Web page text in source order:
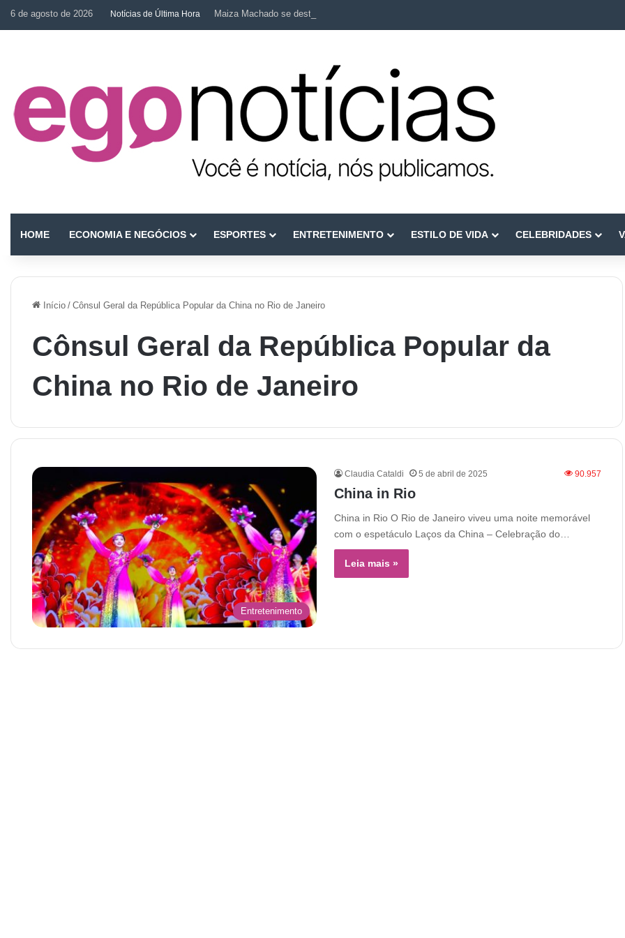
6 de agosto de 2026 Notícias de Última Hora Maiza Machado se destaca como referência em terapia capilar e saúde do couro cabeludo
HOME ECONOMIA E NEGÓCIOS ESPORTES ENTRETENIMENTO ESTILO DE VIDA CELEBRIDADES
Início / Cônsul Geral da República Popular da China no Rio de Janeiro
Cônsul Geral da República Popular da
China no Rio de Janeiro
Entretenimento
Claudia Cataldi 5 de abril de 2025 90.957
China in Rio
China in Rio O Rio de Janeiro viveu uma noite memorável
com o espetáculo Laços da China – Celebração do…
Leia mais »